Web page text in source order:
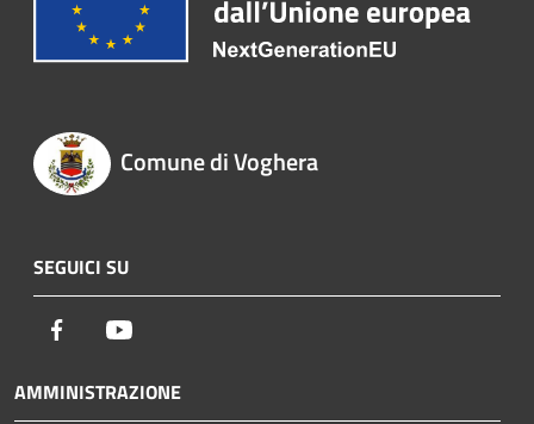
Comune di Voghera
SEGUICI SU
Facebook
AMMINISTRAZIONE